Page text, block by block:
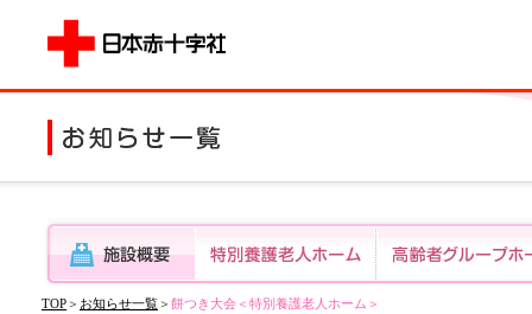
TOP ＞ お知らせ一覧 ＞ 餅つき大会＜特別養護老人ホーム＞